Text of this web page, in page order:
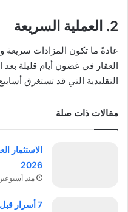
2. العملية السريعة
عادةً ما تكون المزادات سريعة
العقار في غضون أيام قليلة بعد
التقليدية التي قد تستغرق
مقالات ذات صلة
الاستثمار
2026
منذ
7 أسرار